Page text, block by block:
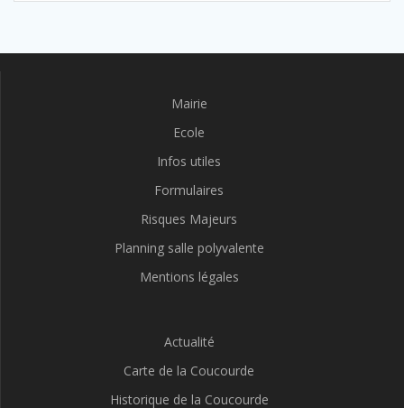
Mairie
Ecole
Infos utiles
Formulaires
Risques Majeurs
Planning salle polyvalente
Mentions légales
Actualité
Carte de la Coucourde
Historique de la Coucourde